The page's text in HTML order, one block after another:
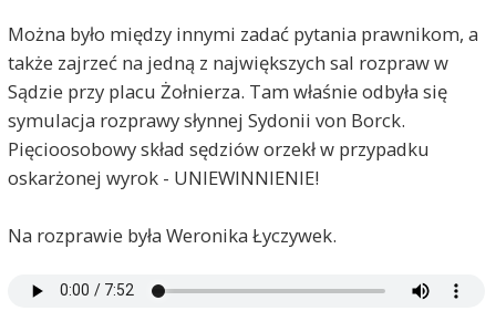
Można było między innymi zadać pytania prawnikom, a
także zajrzeć na jedną z największych sal rozpraw w
Sądzie przy placu Żołnierza. Tam właśnie odbyła się
symulacja rozprawy słynnej Sydonii von Borck.
Pięcioosobowy skład sędziów orzekł w przypadku
oskarżonej wyrok - UNIEWINNIENIE!
Na rozprawie była Weronika Łyczywek.